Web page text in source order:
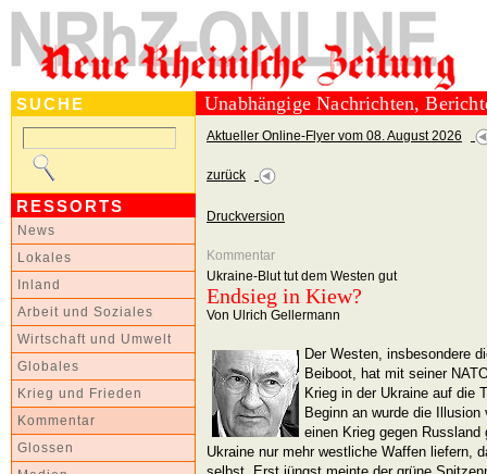
SUCHE
RESSORTS
News
Lokales
Inland
Arbeit und Soziales
Wirtschaft und Umwelt
Globales
Krieg und Frieden
Kommentar
Glossen
Unabhängige Nachrichten,
Aktueller Online-Flyer vom 08. August 2026
zurück
Druckversion
Kommentar
Ukraine-Blut tut dem Westen gut
Endsieg in Kiew?
Von Ulrich Gellermann
Der Westen, insbesondere
Beiboot, hat mit seiner
Krieg in der Ukraine auf die
Beginn an wurde die
einen Krieg gegen
Ukraine nur mehr westliche Waffen liefern,